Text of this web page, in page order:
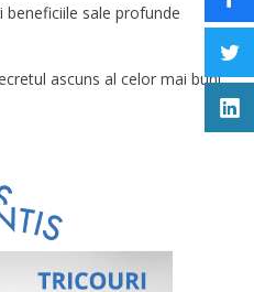
beneficiile sale profunde
ascuns al celor mai buni